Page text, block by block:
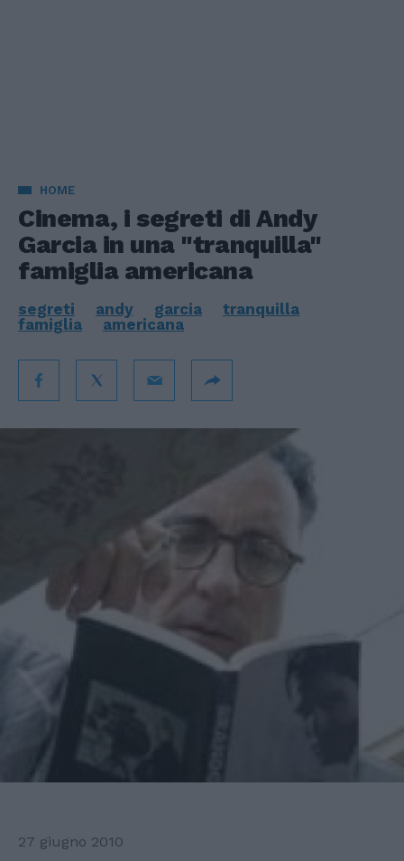
HOME
Cinema, i segreti di Andy
Garcia in una "tranquilla"
famiglia americana
segreti andy garcia
tranquilla
famiglia
americana
27 giugno 2010